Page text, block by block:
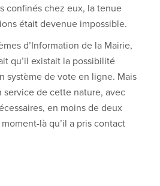
confinés chez eux, la tenue
était devenue impossible.
d’Information de la Mairie,
qu’il existait la possibilité
système de vote en ligne. Mais
de cette nature, avec
en moins de deux
là qu’il a pris contact